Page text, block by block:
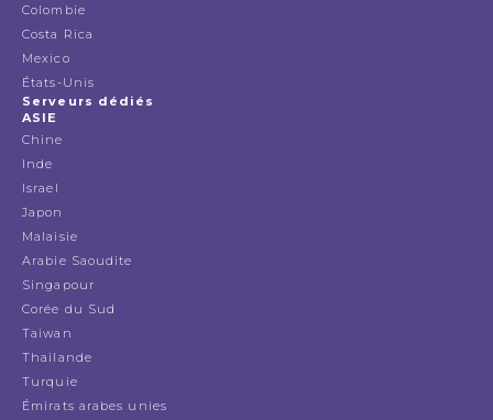
Colombie
Costa Rica
Mexico
États-Unis
Serveurs dédiés
ASIE
Chine
Inde
Israel
Japon
Malaisie
Arabie Saoudite
Singapour
Corée du Sud
Taiwan
Thailande
Turquie
Émirats arabes unies